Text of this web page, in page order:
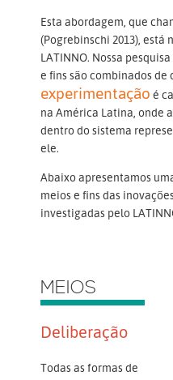
Esta abordagem, que
(Pogrebinschi 2013), está
LATINNO. Nossa
e fins são combinados
experimentação é
na América Latina, onde
dentro do sistema
ele.
Abaixo apresentamos
meios e fins das
investigadas pelo
MEIOS
Deliberação
Todas as formas de